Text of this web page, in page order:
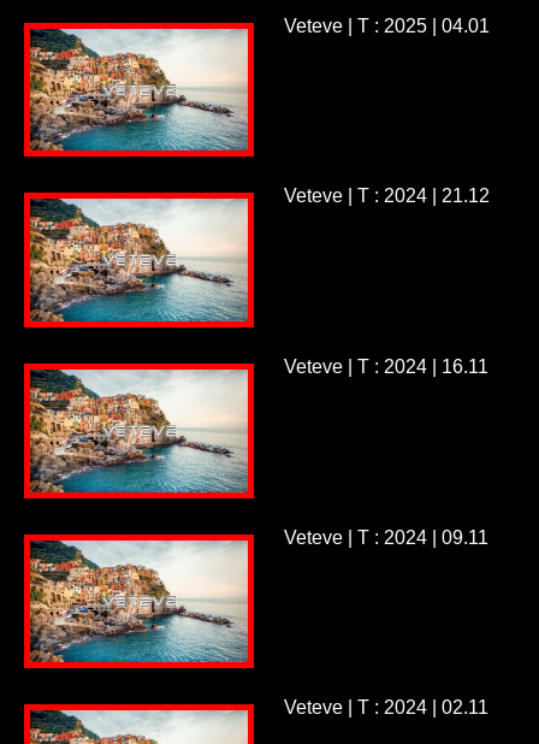
Veteve | T : 2025 | 04.01
Veteve | T : 2024 | 21.12
Veteve | T : 2024 | 16.11
Veteve | T : 2024 | 09.11
Veteve | T : 2024 | 02.11